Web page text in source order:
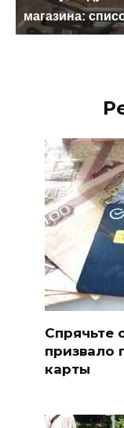
магазина:
Спрячьте
призвало
карты